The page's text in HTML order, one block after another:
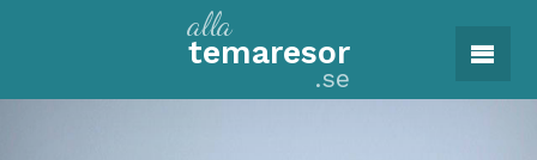
alla
temaresor
.se